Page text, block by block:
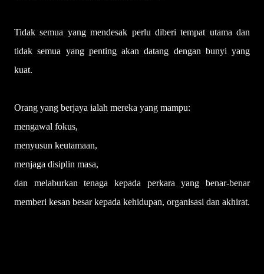
Tidak semua yang mendesak perlu diberi tempat utama dan
tidak semua yang penting akan datang dengan bunyi yang
kuat.
Orang yang berjaya ialah mereka yang mampu:
mengawal fokus,
menyusun keutamaan,
menjaga disiplin masa,
dan melaburkan tenaga kepada perkara yang benar-benar
memberi kesan besar kepada kehidupan, organisasi dan akhirat.